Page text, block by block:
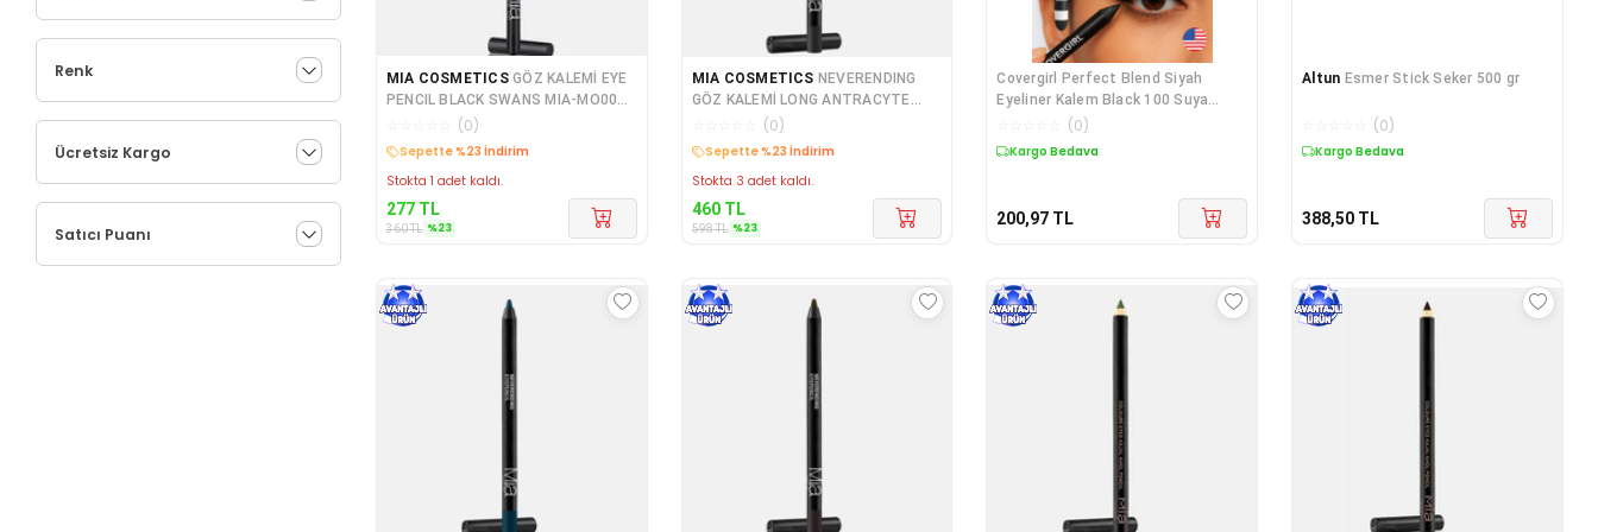
Renk
Ücretsiz Kargo
Satıcı Puanı
MIA COSMETICS GÖZ KALEMİ EYE
PENCIL BLACK SWANS MIA-MO008
8068056935068
(0)
Sepette %23 İndirim
Stokta 1 adet kaldı.
277 TL
360TL %23
MIA COSMETICS NEVERENDING
GÖZ KALEMİ LONG ANTRACYTE
MIA-MO024 656272587468
(0)
Sepette %23 İndirim
Stokta 3 adet kaldı.
460 TL
598TL %23
Covergirl Perfect Blend Siyah
Eyeliner Kalem Black 100 Suya
Dayanıklı Göz Kalemi
(0)
Kargo Bedava
200,97 TL
Altun Esmer Stick Seker 500 gr
(0)
Kargo Bedava
388,50 TL